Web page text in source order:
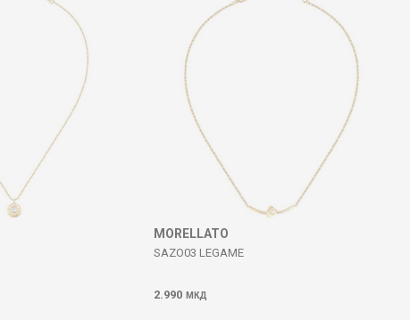
MORELLATO
SAZO03 LEGAME
2.990 МКД